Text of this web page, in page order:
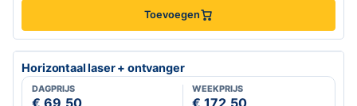
Toevoegen
Horizontaal laser + ontvanger
DAGPRIJS
€ 69,50
WEEKPRIJS
€ 172,50